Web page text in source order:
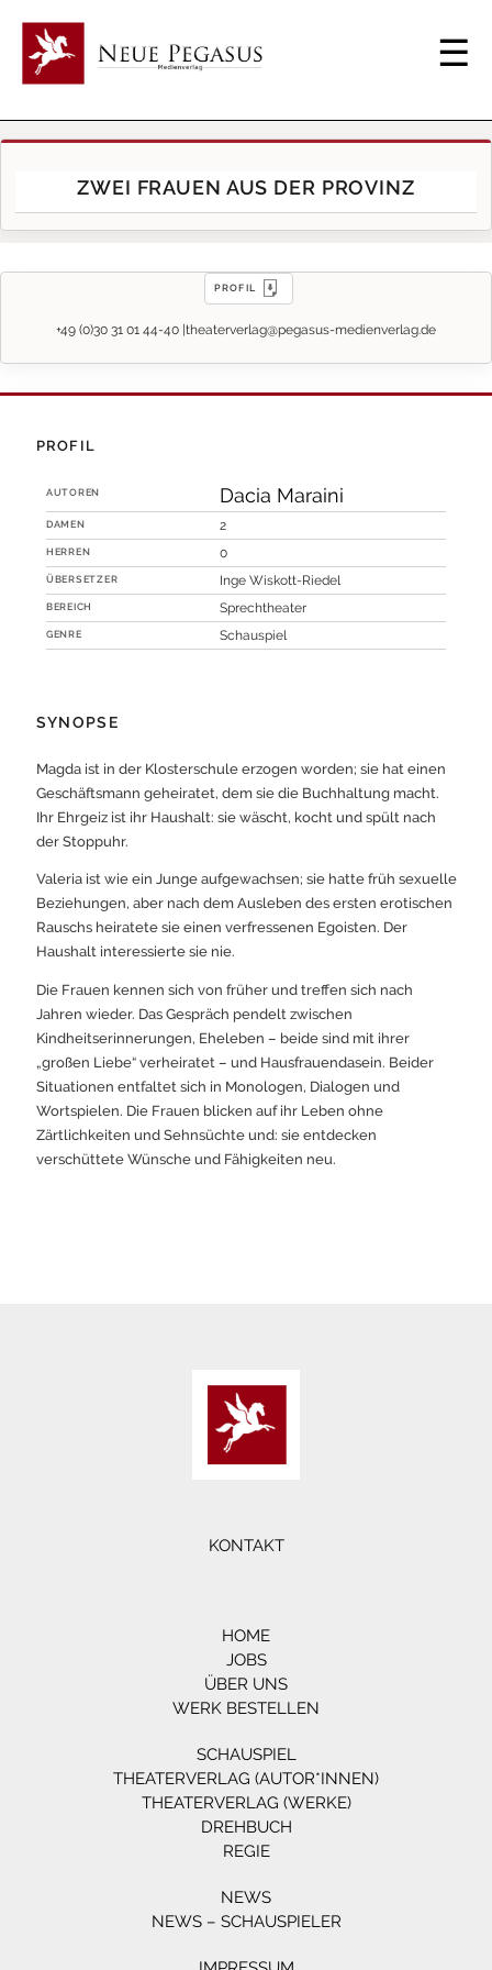
ZWEI FRAUEN AUS DER PROVINZ
PROFIL
+49 (0)30 31 01 44-40 |theaterverlag@pegasus-medienverlag.de
PROFIL
AUTOREN Dacia Maraini
DAMEN 2
HERREN 0
ÜBERSETZER Inge Wiskott-Riedel
BEREICH Sprechtheater
GENRE Schauspiel
SYNOPSE
Magda ist in der Klosterschule erzogen worden; sie hat einen
Geschäftsmann geheiratet, dem sie die Buchhaltung macht.
Ihr Ehrgeiz ist ihr Haushalt: sie wäscht, kocht und spült nach
der Stoppuhr.
Valeria ist wie ein Junge aufgewachsen; sie hatte früh sexuelle
Beziehungen, aber nach dem Ausleben des ersten erotischen
Rauschs heiratete sie einen verfressenen Egoisten. Der
Haushalt interessierte sie nie.
Die Frauen kennen sich von früher und treffen sich nach
Jahren wieder. Das Gespräch pendelt zwischen
Kindheitserinnerungen, Eheleben – beide sind mit ihrer
„großen Liebe“ verheiratet – und Hausfrauendasein. Beider
Situationen entfaltet sich in Monologen, Dialogen und
Wortspielen. Die Frauen blicken auf ihr Leben ohne
Zärtlichkeiten und Sehnsüchte und: sie entdecken
verschüttete Wünsche und Fähigkeiten neu.
KONTAKT
HOME
JOBS
ÜBER UNS
WERK BESTELLEN
SCHAUSPIEL
THEATERVERLAG (AUTOR*INNEN)
THEATERVERLAG (WERKE)
DREHBUCH
REGIE
NEWS
NEWS – SCHAUSPIELER